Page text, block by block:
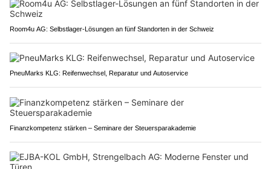
Room4u AG: Selbstlager-Lösungen an fünf Standorten in der Schweiz
PneuMarks KLG: Reifenwechsel, Reparatur und Autoservice
Finanzkompetenz stärken – Seminare der Steuersparakademie